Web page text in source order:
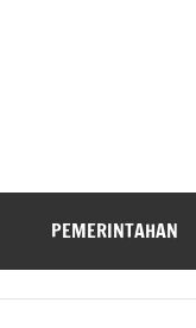
PEMERINTAHAN